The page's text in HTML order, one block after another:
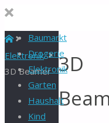
Baumarkt
Drogerie
Elektronik
Garten
Haushalt
Kind
Start
Elektronik
3D Beamer
3D